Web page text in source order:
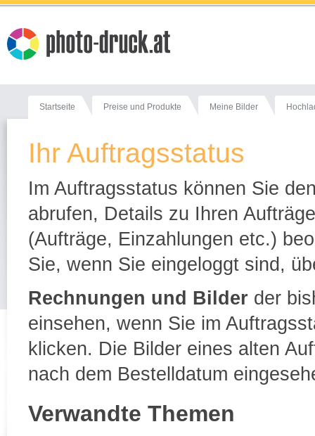
Startseite Preise und Produkte Meine Bilder
Ihr Auftragsstatus
Im Auftragsstatus können Sie
abrufen, Details zu Ihren
(Aufträge, Einzahlungen etc.)
Sie, wenn Sie eingeloggt sind,
Rechnungen und Bilder der
einsehen, wenn Sie im
klicken. Die Bilder eines alten
nach dem Bestelldatum
Verwandte Themen